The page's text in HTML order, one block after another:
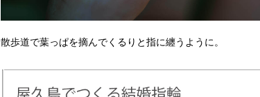
散歩道で葉っぱを摘んでくるりと指に纏うように。